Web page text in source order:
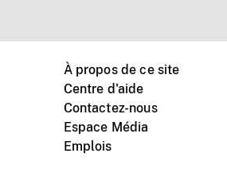
À propos de ce site
Centre d'aide
Contactez-nous
Espace Média
Emplois